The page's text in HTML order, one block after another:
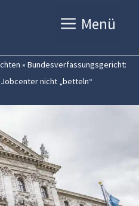
Menü
» Bundesverfassungsgericht:
nicht „betteln“